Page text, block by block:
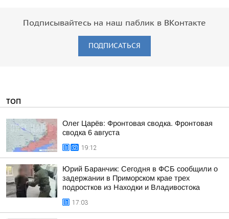
Подписывайтесь на наш паблик в ВКонтакте
ПОДПИСАТЬСЯ
ТОП
Олег Царёв: Фронтовая сводка. Фронтовая
сводка 6 августа
19:12
Юрий Баранчик: Сегодня в ФСБ сообщили о
задержании в Приморском крае трех
подростков из Находки и Владивостока
17:03